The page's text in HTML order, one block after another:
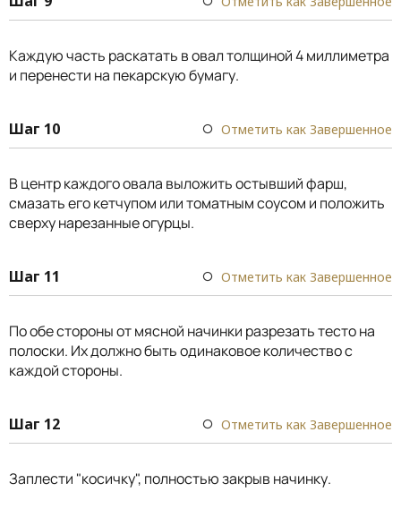
Каждую часть раскатать в овал толщиной 4 миллиметра
и перенести на пекарскую бумагу.
Шаг 10 Отметить как Завершенное
В центр каждого овала выложить остывший фарш,
смазать его кетчупом или томатным соусом и положить
сверху нарезанные огурцы.
Шаг 11 Отметить как Завершенное
По обе стороны от мясной начинки разрезать тесто на
полоски. Их должно быть одинаковое количество с
каждой стороны.
Шаг 12 Отметить как Завершенное
Заплести "косичку", полностью закрыв начинку.